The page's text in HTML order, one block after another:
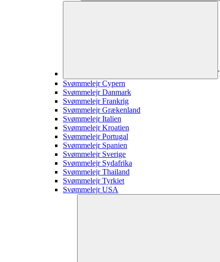
Svømmelejr Cypern
Svømmelejr Danmark
Svømmelejr Frankrig
Svømmelejr Grækenland
Svømmelejr Italien
Svømmelejr Kroatien
Svømmelejr Portugal
Svømmelejr Spanien
Svømmelejr Sverige
Svømmelejr Sydafrika
Svømmelejr Thailand
Svømmelejr Tyrkiet
Svømmelejr USA